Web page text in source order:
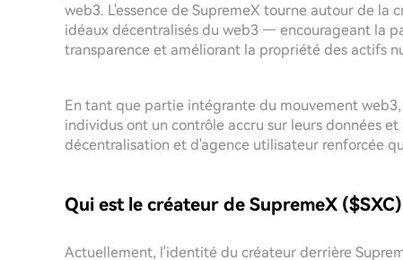
web3. L'essence de SupremeX tourne autour de la
idéaux décentralisés du web3 — encourageant la
transparence et améliorant la propriété des actifs
En tant que partie intégrante du mouvement
individus ont un contrôle accru sur leurs données
décentralisation et d'agence utilisateur renforcée
Qui est le créateur de SupremeX
Actuellement, l'identité du créateur derrière